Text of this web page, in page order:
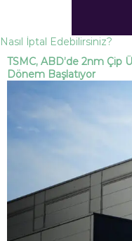
Nasıl İptal Edebilirsiniz?
TSMC, ABD’de 2nm Çip
Dönem Başlatıyor